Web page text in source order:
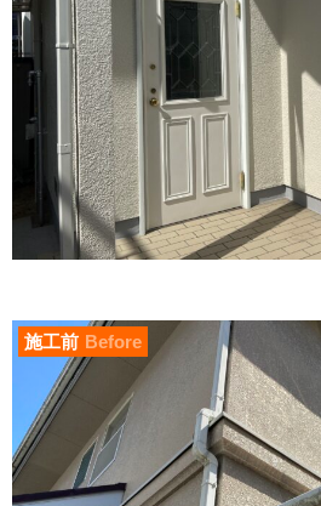
施工前 Before